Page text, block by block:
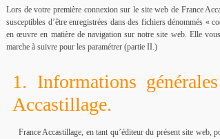
Lors de votre première connexion sur le site web de France
susceptibles d’être enregistrées dans des fichiers dénommés
en œuvre en matière de navigation sur notre site web. Elle
marche à suivre pour les paramétrer (partie II.)
1. Informations
Accastillage.
France Accastillage, en tant qu’éditeur du présent site web,